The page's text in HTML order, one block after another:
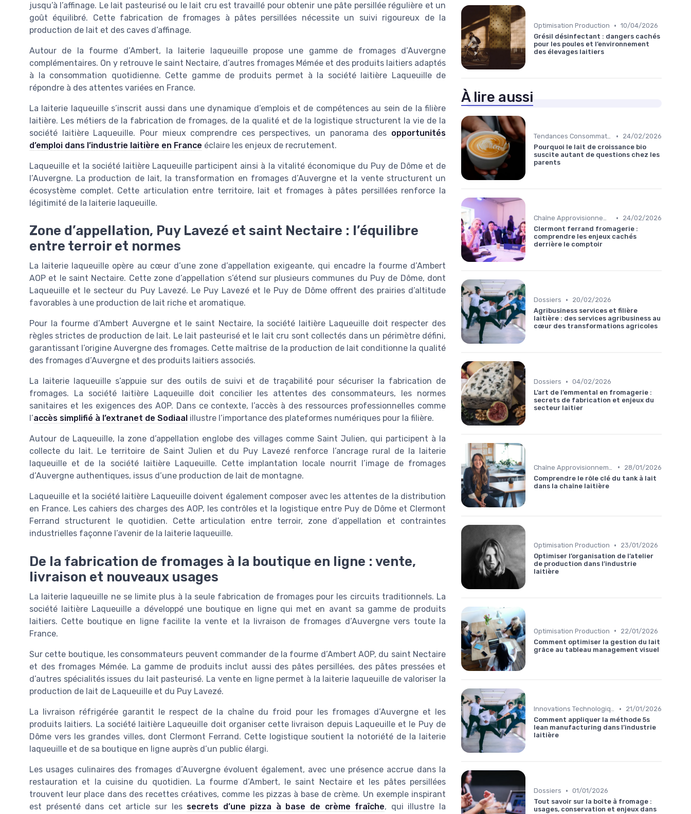
jusqu’à l’affinage. Le lait pasteurisé ou le lait cru est travaillé pour obtenir une pâte persillée régulière et un
goût équilibré. Cette fabrication de fromages à pâtes persillées nécessite un suivi rigoureux de la
production de lait et des caves d’affinage.
Autour de la fourme d’Ambert, la laiterie laqueuille propose une gamme de fromages d’Auvergne
complémentaires. On y retrouve le saint Nectaire, d’autres fromages Mémée et des produits laitiers adaptés
à la consommation quotidienne. Cette gamme de produits permet à la société laitière Laqueuille de
répondre à des attentes variées en France.
La laiterie laqueuille s’inscrit aussi dans une dynamique d’emplois et de compétences au sein de la filière
laitière. Les métiers de la fabrication de fromages, de la qualité et de la logistique structurent la vie de la
société laitière Laqueuille. Pour mieux comprendre ces perspectives, un panorama des opportunités
d’emploi dans l’industrie laitière en France éclaire les enjeux de recrutement.
Laqueuille et la société laitière Laqueuille participent ainsi à la vitalité économique du Puy de Dôme et de
l’Auvergne. La production de lait, la transformation en fromages d’Auvergne et la vente structurent un
écosystème complet. Cette articulation entre territoire, lait et fromages à pâtes persillées renforce la
légitimité de la laiterie laqueuille.
Zone d’appellation, Puy Lavezé et saint Nectaire : l’équilibre
entre terroir et normes
La laiterie laqueuille opère au cœur d’une zone d’appellation exigeante, qui encadre la fourme d’Ambert
AOP et le saint Nectaire. Cette zone d’appellation s’étend sur plusieurs communes du Puy de Dôme, dont
Laqueuille et le secteur du Puy Lavezé. Le Puy Lavezé et le Puy de Dôme offrent des prairies d’altitude
favorables à une production de lait riche et aromatique.
Pour la fourme d’Ambert Auvergne et le saint Nectaire, la société laitière Laqueuille doit respecter des
règles strictes de production de lait. Le lait pasteurisé et le lait cru sont collectés dans un périmètre défini,
garantissant l’origine Auvergne des fromages. Cette maîtrise de la production de lait conditionne la qualité
des fromages d’Auvergne et des produits laitiers associés.
La laiterie laqueuille s’appuie sur des outils de suivi et de traçabilité pour sécuriser la fabrication de
fromages. La société laitière Laqueuille doit concilier les attentes des consommateurs, les normes
sanitaires et les exigences des AOP. Dans ce contexte, l’accès à des ressources professionnelles comme
l’accès simplifié à l’extranet de Sodiaal illustre l’importance des plateformes numériques pour la filière.
Autour de Laqueuille, la zone d’appellation englobe des villages comme Saint Julien, qui participent à la
collecte du lait. Le territoire de Saint Julien et du Puy Lavezé renforce l’ancrage rural de la laiterie
laqueuille et de la société laitière Laqueuille. Cette implantation locale nourrit l’image de fromages
d’Auvergne authentiques, issus d’une production de lait de montagne.
Laqueuille et la société laitière Laqueuille doivent également composer avec les attentes de la distribution
en France. Les cahiers des charges des AOP, les contrôles et la logistique entre Puy de Dôme et Clermont
Ferrand structurent le quotidien. Cette articulation entre terroir, zone d’appellation et contraintes
industrielles façonne l’avenir de la laiterie laqueuille.
De la fabrication de fromages à la boutique en ligne : vente,
livraison et nouveaux usages
La laiterie laqueuille ne se limite plus à la seule fabrication de fromages pour les circuits traditionnels. La
société laitière Laqueuille a développé une boutique en ligne qui met en avant sa gamme de produits
laitiers. Cette boutique en ligne facilite la vente et la livraison de fromages d’Auvergne vers toute la
France.
Sur cette boutique, les consommateurs peuvent commander de la fourme d’Ambert AOP, du saint Nectaire
et des fromages Mémée. La gamme de produits inclut aussi des pâtes persillées, des pâtes pressées et
d’autres spécialités issues du lait pasteurisé. La vente en ligne permet à la laiterie laqueuille de valoriser la
production de lait de Laqueuille et du Puy Lavezé.
La livraison réfrigérée garantit le respect de la chaîne du froid pour les fromages d’Auvergne et les
produits laitiers. La société laitière Laqueuille doit organiser cette livraison depuis Laqueuille et le Puy de
Dôme vers les grandes villes, dont Clermont Ferrand. Cette logistique soutient la notoriété de la laiterie
laqueuille et de sa boutique en ligne auprès d’un public élargi.
Les usages culinaires des fromages d’Auvergne évoluent également, avec une présence accrue dans la
restauration et la cuisine du quotidien. La fourme d’Ambert, le saint Nectaire et les pâtes persillées
trouvent leur place dans des recettes créatives, comme les pizzas à base de crème. Un exemple inspirant
est présenté dans cet article sur les secrets d’une pizza à base de crème fraîche, qui illustre la
Optimisation Production • 10/04/2026
Grésil désinfectant : dangers cachés
pour les poules et l’environnement
des élevages laitiers
À lire aussi
Tendances Consommation •
24/02/2026
Pourquoi le lait de croissance bio
suscite autant de questions chez les
parents
Chaîne Approvisionnement •
24/02/2026
Clermont ferrand fromagerie :
comprendre les enjeux cachés
derrière le comptoir
Dossiers •
20/02/2026
Agribusiness services et filière
laitière : des services agribusiness au
cœur des transformations agricoles
Dossiers • 04/02/2026
L’art de l’emmental en fromagerie :
secrets de fabrication et enjeux du
secteur laitier
•
28/01/2026
Comprendre le rôle clé du tank à lait
dans la chaîne laitière
Optimisation Production •
23/01/2026
Optimiser l’organisation de l’atelier
de production dans l’industrie
laitière
Optimisation Production •
22/01/2026
Comment optimiser la gestion du lait
grâce au tableau management visuel
Innovations Technologiques •
21/01/2026
Comment appliquer la méthode 5s
lean manufacturing dans l’industrie
laitière
Dossiers • 01/01/2026
Tout savoir sur la boîte à fromage :
usages, conservation et enjeux dans